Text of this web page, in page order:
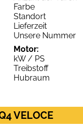
Farbe
Standort
Lieferzeit
Unsere Nummer
Motor:
kW / PS
Treibstoff
Hubraum
VELOCE